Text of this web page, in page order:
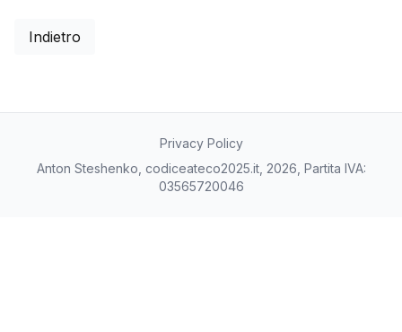
Indietro
Privacy Policy
Anton Steshenko, codiceateco2025.it, 2026, Partita IVA:
03565720046